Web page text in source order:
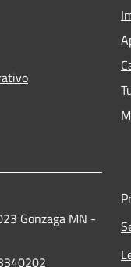
Gonzaga MN -